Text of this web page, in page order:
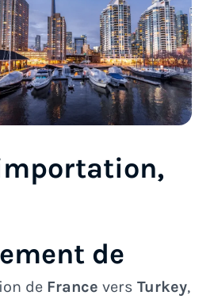
de
de France vers Turkey,